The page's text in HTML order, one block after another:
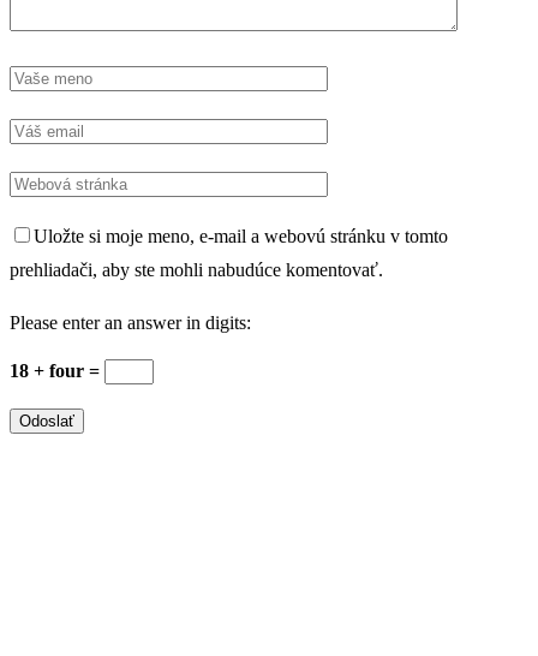
Uložte si moje meno, e-mail a webovú stránku v tomto
prehliadači, aby ste mohli nabudúce komentovať.
Please enter an answer in digits:
18 + four =